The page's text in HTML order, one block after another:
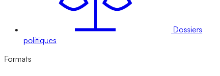
Dossiers
politiques
Formats